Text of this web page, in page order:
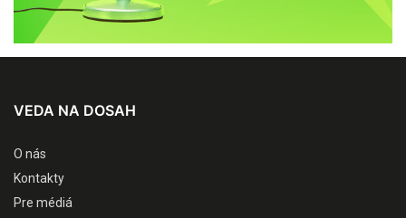
VEDA NA DOSAH
O nás
Kontakty
Pre médiá